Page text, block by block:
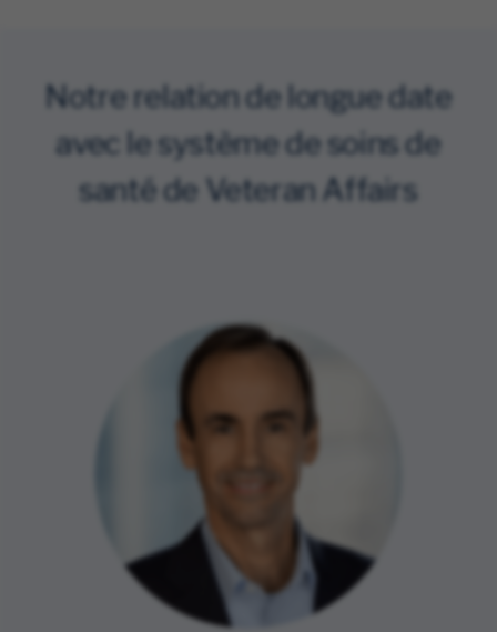
Notre relation de longue date
avec le système de soins de
santé de Veteran Affairs